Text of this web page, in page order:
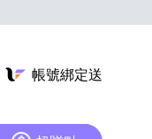
帳號綁定送